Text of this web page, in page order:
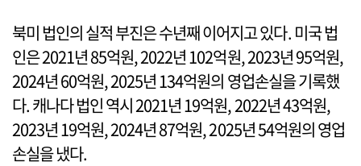
북미 법인의 실적 부진은 수년째 이어지고 있다. 미국 법
인은 2021년 85억원, 2022년 102억원, 2023년 95억원,
2024년 60억원, 2025년 134억원의 영업손실을 기록했
다. 캐나다 법인 역시 2021년 19억원, 2022년 43억원,
2023년 19억원, 2024년 87억원, 2025년 54억원의 영업
손실을 냈다.